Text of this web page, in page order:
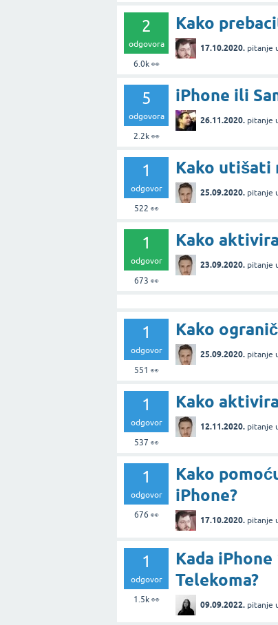
2
odgovora
6.0k👀
Kako
17.10.2020. pitanje
5
odgovora
2.2k👀
iPhone ili
26.11.2020. pitanje
1
odgovor
522 👀
Kako utišati
25.09.2020. pitanje
1
odgovor
673 👀
Kako
23.09.2020. pitanje
1
odgovor
551 👀
Kako
25.09.2020. pitanje
1
odgovor
537 👀
Kako
12.11.2020. pitanje
1
odgovor
676 👀
Kako
iPhone?
17.10.2020. pitanje
1
odgovor
1.5k👀
Kada
Telekoma?
09.09.2022. pitanje